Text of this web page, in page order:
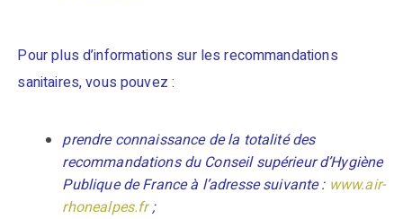
Pour plus d’informations sur les recommandations
sanitaires, vous pouvez :
prendre connaissance de la totalité des
recommandations du Conseil supérieur d’Hygiène
Publique de France à l’adresse suivante : www.air-
rhonealpes.fr;